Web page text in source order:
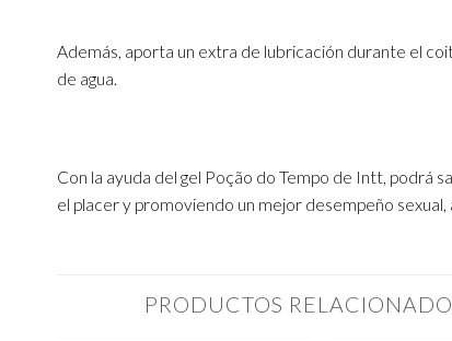
Además, aporta un extra de lubricación durante el
de agua
Con la ayuda del gel Poção do Tempo de Intt, podrá
el placer y promoviendo un mejor desempeño
PRODUCTOS